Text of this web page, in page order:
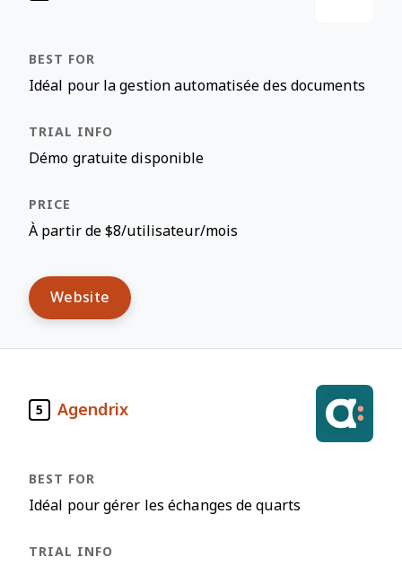
Idéal pour la gestion automatisée des documents
Démo gratuite disponible
À partir de $8/utilisateur/mois
Website
5 Agendrix
Idéal pour gérer les échanges de quarts